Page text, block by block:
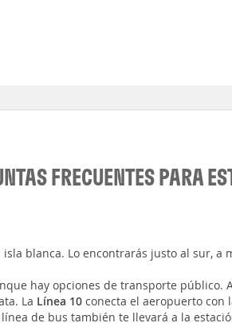
FRECUENTES PARA
isla blanca. Lo encontrarás justo al sur,
hay opciones de transporte
La Línea 10 conecta el aeropuerto con
línea de bus también te llevará a la